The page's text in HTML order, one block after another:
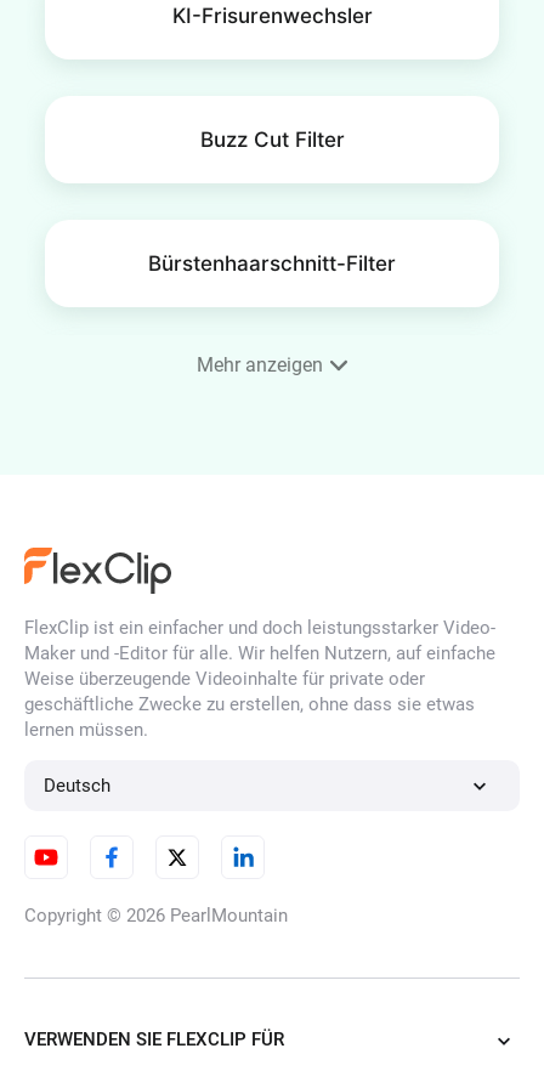
KI-Frisurenwechsler
Buzz Cut Filter
Bürstenhaarschnitt-Filter
KI-Haarfarben-Änderer
Mehr anzeigen
FlexClip ist ein einfacher und doch leistungsstarker Video-
Maker und -Editor für alle. Wir helfen Nutzern, auf einfache
Weise überzeugende Videoinhalte für private oder
geschäftliche Zwecke zu erstellen, ohne dass sie etwas
lernen müssen.
Deutsch
Copyright © 2026 PearlMountain
VERWENDEN SIE FLEXCLIP FÜR